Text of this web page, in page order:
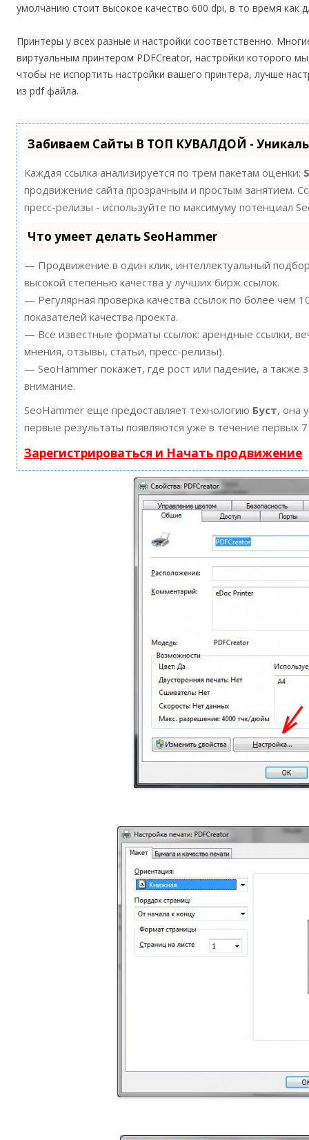
умолчанию стоит высокое качество 600 dpi, в то время как
Принтеры у всех разные и настройки соответственно.
виртуальным принтером PDFCreator, настройки которого
чтобы не испортить настройки вашего принтера, лучше
из pdf файла.
Забиваем Сайты В ТОП КУВАЛДОЙ -
Каждая ссылка анализируется по трем пакетам оценки:
продвижение сайта прозрачным и простым занятием.
пресс-релизы - используйте по максимуму потенциал
Что умеет делать SeoHammer
— Продвижение в один клик, интеллектуальный
высокой степенью качества у лучших бирж ссылок.
— Регулярная проверка качества ссылок по более чем
показателей качества проекта.
— Все известные форматы ссылок: арендные ссылки,
мнения, отзывы, статьи, пресс-релизы).
— SeoHammer покажет, где рост или падение, а также
внимание.
SeoHammer еще предоставляет технологию Буст, она
первые результаты появляются уже в течение первых
Зарегистрироваться и Начать продвижение